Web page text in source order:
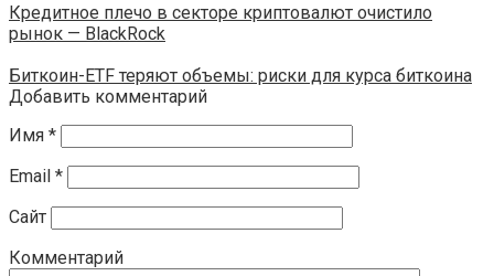
Кредитное плечо в секторе криптовалют очистило
рынок — BlackRock
Биткоин-ETF теряют объемы: риски для курса биткоина
Добавить комментарий
Имя *
Email *
Сайт
Комментарий